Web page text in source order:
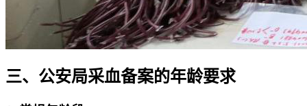
三、公安局采血备案的年龄要求